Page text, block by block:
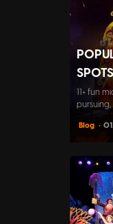
11+ fun
Blog •